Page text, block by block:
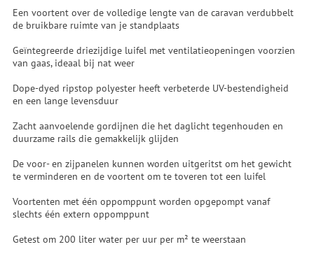
Een voortent over de volledige lengte van de caravan verdubbelt
de bruikbare ruimte van je standplaats
Geïntegreerde driezijdige luifel met ventilatieopeningen voorzien
van gaas, ideaal bij nat weer
Dope-dyed ripstop polyester heeft verbeterde UV-bestendigheid
en een lange levensduur
Zacht aanvoelende gordijnen die het daglicht tegenhouden en
duurzame rails die gemakkelijk glijden
De voor- en zijpanelen kunnen worden uitgeritst om het gewicht
te verminderen en de voortent om te toveren tot een luifel
Voortenten met één oppomppunt worden opgepompt vanaf
slechts één extern oppomppunt
Getest om 200 liter water per uur per m² te weerstaan